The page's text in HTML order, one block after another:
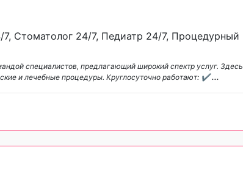
Стоматолог 24/7, Педиатр 24/7, Процедурный
специалистов, предлагающий широкий спектр услуг. Здесь
и лечебные процедуры. Круглосуточно работают: ✔...